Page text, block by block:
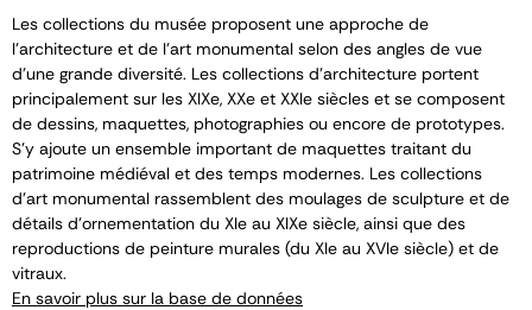
Les collections du musée proposent une approche de
l’architecture et de l’art monumental selon des angles de vue
d’une grande diversité. Les collections d’architecture portent
principalement sur les XIXe, XXe et XXIe siècles et se composent
de dessins, maquettes, photographies ou encore de prototypes.
S’y ajoute un ensemble important de maquettes traitant du
patrimoine médiéval et des temps modernes. Les collections
d’art monumental rassemblent des moulages de sculpture et de
détails d’ornementation du XIe au XIXe siècle, ainsi que des
reproductions de peinture murales (du XIe au XVIe siècle) et de
vitraux.
En savoir plus sur la base de données